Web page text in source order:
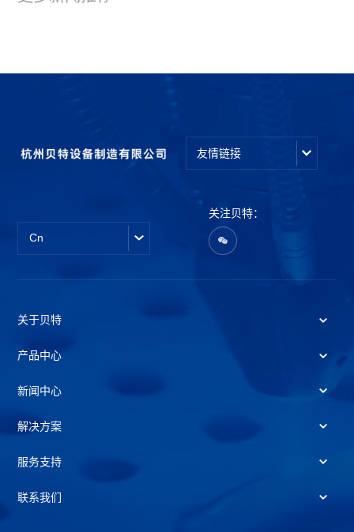
友情链接
Cn
关注贝特：
关于贝特
产品中心
新闻中心
解决方案
服务支持
联系我们